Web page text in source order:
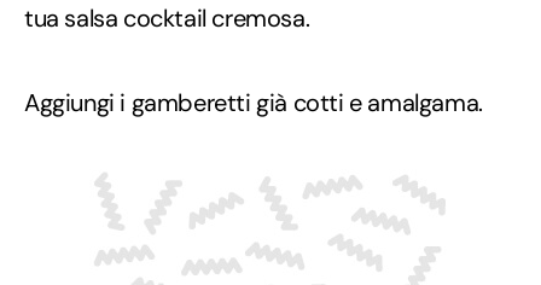
tua salsa cocktail cremosa.
Aggiungi i gamberetti già cotti e amalgama.